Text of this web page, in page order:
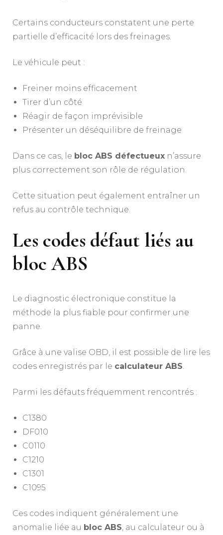
Certains conducteurs constatent une perte
partielle d’efficacité lors des freinages.
Le véhicule peut :
Freiner moins efficacement
Tirer d’un côté
Réagir de façon imprévisible
Présenter un déséquilibre de freinage
Dans ce cas, le bloc ABS défectueux n’assure
plus correctement son rôle de régulation.
Cette situation peut également entraîner un
refus au contrôle technique.
Les codes défaut liés au
bloc ABS
Le diagnostic électronique constitue la
méthode la plus fiable pour confirmer une
panne.
Grâce à une valise OBD, il est possible de lire les
codes enregistrés par le calculateur ABS.
Parmi les défauts fréquemment rencontrés :
C1380
DF010
C0110
C1210
C1301
C1095
Ces codes indiquent généralement une
anomalie liée au bloc ABS, au calculateur ou à